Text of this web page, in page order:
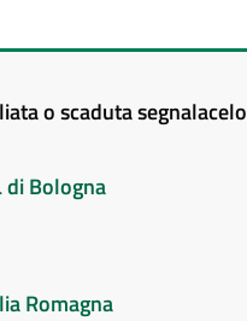
o scaduta segnalacelo
di Bologna
Romagna